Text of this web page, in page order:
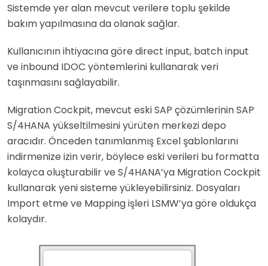
Sistemde yer alan mevcut verilere toplu şekilde
bakım yapılmasına da olanak sağlar.
Kullanıcının ihtiyacına göre direct input, batch input
ve inbound IDOC yöntemlerini kullanarak veri
taşınmasını sağlayabilir.
Migration Cockpit, mevcut eski SAP çözümlerinin SAP
S/4HANA yükseltilmesini yürüten merkezi depo
aracıdır. Önceden tanımlanmış Excel şablonlarını
indirmenize izin verir, böylece eski verileri bu formatta
kolayca oluşturabilir ve S/4HANA’ya Migration Cockpit
kullanarak yeni sisteme yükleyebilirsiniz. Dosyaları
Import etme ve Mapping işleri LSMW’ya göre oldukça
kolaydır.